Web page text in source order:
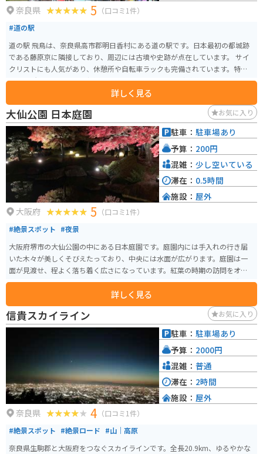
奈良県 5 （口コミ1件）
#道の駅
道の駅 飛鳥は、奈良県高市郡明日香村にある道の駅です。日本最初の都城跡
である藤原京に隣接しており、周辺には古墳や史跡が点在しています。 サイ
クリストにも人気があり、休憩所や自転車ラックも完備されています。特産
品販売所では、地元産の新鮮な野菜や果物、お土産などが購入できます。 レ
ストランでは、地元の食材を使った郷土料理や、古代米を使ったメニューな
どが楽しめます。おすすめは、古代米を使った「飛鳥鍋」です。 周辺には、
石舞台古墳や高松塚古墳など、歴史的な観光スポットがたくさんあります。レ
ンタサイクルも利用できるので、サイクリングで周辺を散策するのもおすす
めです。
詳しく見る
大仙公園 日本庭園 お気に入り
大阪府 5 （口コミ1件）
#絶景スポット #夜景
大阪府堺市の大仙公園の中にある日本庭園です。庭園内には手入れの行き届
いた木々が美しくそびえたっており、中央には水面が広がります。庭園は一
面が見渡せ、程よく落ち着く広さになっています。紅葉の時期の訪問をオス
スメで、ライトアップされた紅葉が水面に映り、非常に綺麗で神秘的な光景
詳しく見る
駐車： 駐車場あり
予算： 200円
混雑： 少し空いている
滞在： 0.5時間
施設： 屋外
信貴スカイライン お気に入り
奈良県 4 （口コミ1件）
#絶景スポット #絶景ロード #山｜高原
奈良県生駒郡と大阪府をつなぐスカイラインです。全長20.9km、ゆるやかな
駐車： 駐車場あり
予算： 2000円
混雑： 普通
滞在： 2時間
施設： 屋外